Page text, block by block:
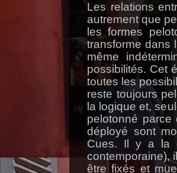
Les relations
autrement que
les formes
transforme dans
même
possibilités. Cet
toutes les
reste toujours
la logique et,
pelotonné
déployé sont
Cues. Il y a la
contemporaine),
être fixés et